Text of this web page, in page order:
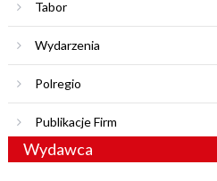
Tabor
Wydarzenia
Polregio
Publikacje Firm
Wydawca